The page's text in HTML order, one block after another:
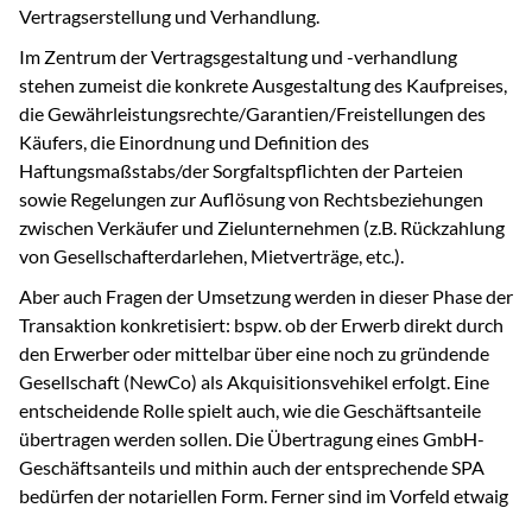
Vertragserstellung und Verhandlung.
Im Zentrum der Vertragsgestaltung und -verhandlung
stehen zumeist die konkrete Ausgestaltung des Kaufpreises,
die Gewährleistungsrechte/Garantien/Freistellungen des
Käufers, die Einordnung und Definition des
Haftungsmaßstabs/der Sorgfaltspflichten der Parteien
sowie Regelungen zur Auflösung von Rechtsbeziehungen
zwischen Verkäufer und Zielunternehmen (z.B. Rückzahlung
von Gesellschafterdarlehen, Mietverträge, etc.).
Aber auch Fragen der Umsetzung werden in dieser Phase der
Transaktion konkretisiert: bspw. ob der Erwerb direkt durch
den Erwerber oder mittelbar über eine noch zu gründende
Gesellschaft (NewCo) als Akquisitionsvehikel erfolgt. Eine
entscheidende Rolle spielt auch, wie die Geschäftsanteile
übertragen werden sollen. Die Übertragung eines GmbH-
Geschäftsanteils und mithin auch der entsprechende SPA
bedürfen der notariellen Form. Ferner sind im Vorfeld etwaig